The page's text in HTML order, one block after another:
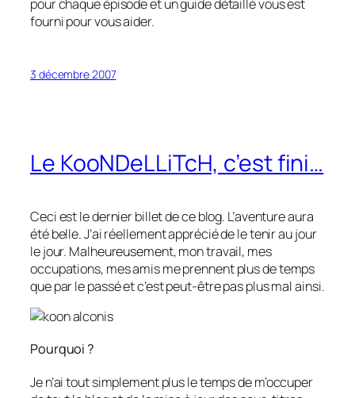
pour chaque épisode et un guide détaillé vous est
fourni pour vous aider.
3 décembre 2007
Le KooNDeLLiTcH, c’est fini…
Ceci est le dernier billet de ce blog. L’aventure aura
été belle. J’ai réellement apprécié de le tenir au jour
le jour. Malheureusement, mon travail, mes
occupations, mes amis me prennent plus de temps
que par le passé et c’est peut-être pas plus mal ainsi.
Pourquoi ?
Je n’ai tout simplement plus le temps de m’occuper